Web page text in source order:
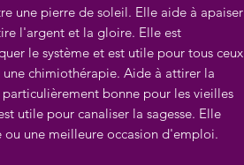
une pierre de soleil. Elle aide à apaiser
l'argent et la gloire. Elle est
le système et est utile pour tous ceux
chimiothérapie. Aide à attirer la
bonne pour les vieilles
utile pour canaliser la sagesse. Elle
une meilleure occasion d'emploi.